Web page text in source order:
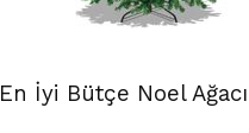
En İyi Bütçe Noel